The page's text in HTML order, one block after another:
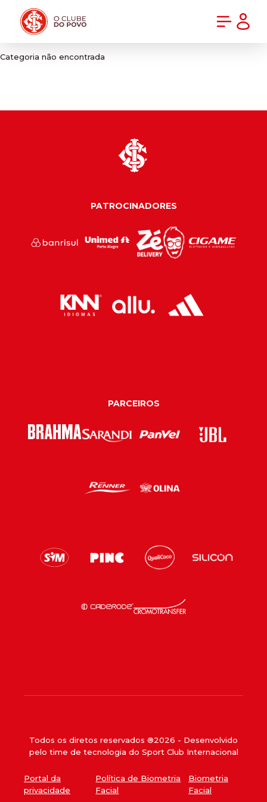
Categoria não encontrada
PATROCINADORES
PARCEIROS
Todos os diretos reservados ®2026 - Desenvolvido
pelo time de tecnologia do Sport Club Internacional
Portal da
privacidade
Política de Biometria
Facial
Biometria
Facial